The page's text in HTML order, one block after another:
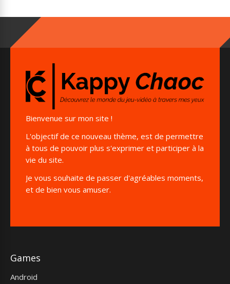
Bienvenue sur mon site !
L'objectif de ce nouveau thème, est de permettre
à tous de pouvoir plus s'exprimer et participer à la
vie du site.
Je vous souhaite de passer d'agréables moments,
et de bien vous amuser.
Games
Android